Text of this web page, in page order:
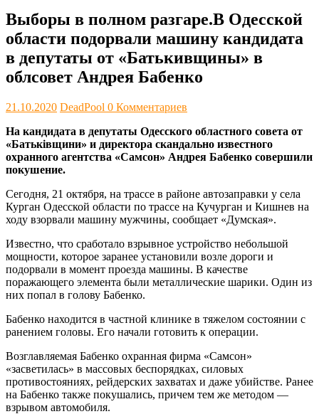
Выборы в полном разгаре.В Одесской
области подорвали машину кандидата
в депутаты от «Батькивщины» в
облсовет Андрея Бабенко
21.10.2020 DeadPool 0 Комментариев
На кандидата в депутаты Одесского областного совета от
«Батьківщини» и директора скандально известного
охранного агентства «Самсон» Андрея Бабенко совершили
покушение.
Сегодня, 21 октября, на трассе в районе автозаправки у села
Курган Одесской области по трассе на Кучурган и Кишнев на
ходу взорвали машину мужчины, сообщает «Думская».
Известно, что сработало взрывное устройство небольшой
мощности, которое заранее установили возле дороги и
подорвали в момент проезда машины. В качестве
поражающего элемента были металлические шарики. Один из
них попал в голову Бабенко.
Бабенко находится в частной клинике в тяжелом состоянии с
ранением головы. Его начали готовить к операции.
Возглавляемая Бабенко охранная фирма «Самсон»
«засветилась» в массовых беспорядках, силовых
противостояниях, рейдерских захватах и даже убийстве. Ранее
на Бабенко также покушались, причем тем же методом —
взрывом автомобиля.